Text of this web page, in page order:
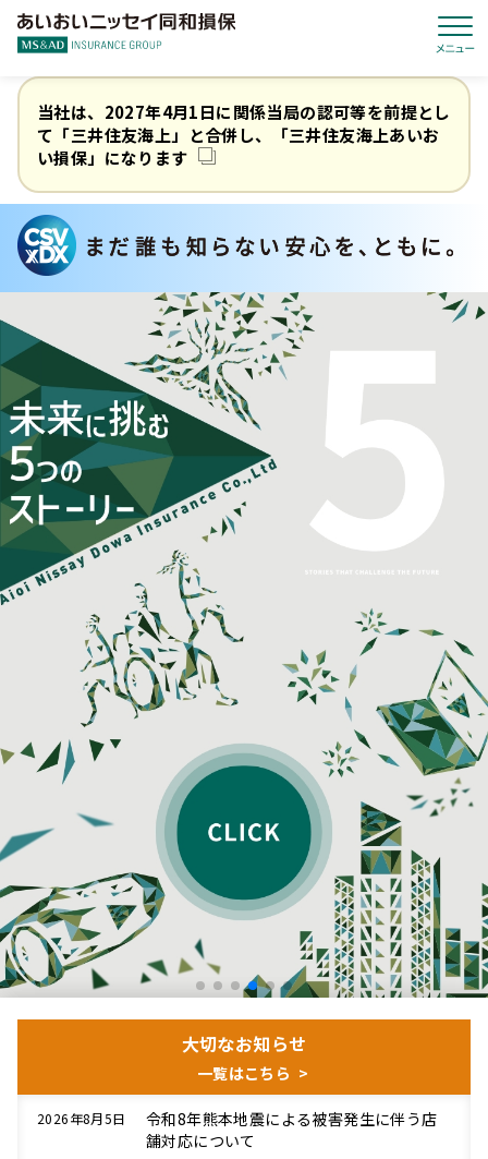
当社は、2027年4月1日に関係当局の認可等を前提とし
て「三井住友海上」と合併し、「三井住友海上あいお
い損保」になります
大切なお知らせ
一覧はこちら
2026年8月5日
令和8年熊本地震による被害発生に伴う店
舗対応について